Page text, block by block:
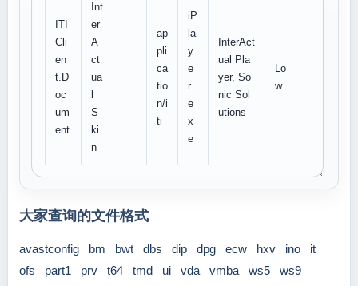
ITI
Cli
en
t.D
oc
um
ent
Int
er
A
ct
ua
S
ki
n
ap
pli
ca
tio
n/i
ti
iP
la
y
e
r.
e
x
e
InterAct
ual Pla
yer, So
nic Sol
utions
Lo
w
大家查询的文件格式
avastconfig bm bwt dbs dip dpg ecw hxv ino
it
ofs
part1 prv t64 tmd ui vda vmba ws5 ws9